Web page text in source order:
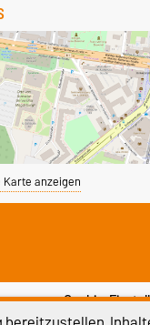
anzeigen
Cookie-